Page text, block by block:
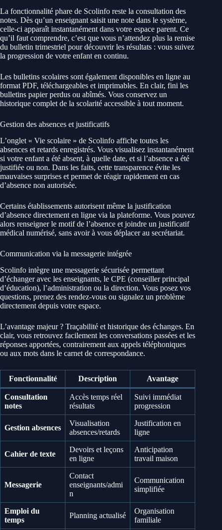
La fonctionnalité phare de Scolinfo reste la consultation des
notes. Dès qu’un enseignant saisit une note dans le système,
celle-ci apparaît instantanément dans votre espace parent. Ce
qu’il faut comprendre, c’est que vous n’attendez plus la remise
du bulletin trimestriel pour découvrir les résultats : vous suivez
la progression de votre enfant en continu.
Les bulletins scolaires sont également disponibles en ligne au
format PDF, téléchargeables et imprimables. En clair, fini les
bulletins papier perdus ou abîmés. Vous conservez un
historique complet de la scolarité accessible à tout moment.
Gestion des absences et justificatifs
L’onglet « Vie scolaire » de Scolinfo affiche toutes les
absences et retards enregistrés. Vous visualisez instantanément
si votre enfant a été absent, à quelle date, et si l’absence a été
justifiée ou non. Dans les faits, cette transparence évite les
mauvaises surprises et permet de réagir rapidement en cas
d’absence non autorisée.
Certains établissements autorisent même la justification
d’absence directement en ligne via la plateforme. Vous pouvez
alors renseigner le motif de l’absence et joindre un justificatif
médical numérisé, sans avoir à vous déplacer au secrétariat.
Communication via la messagerie intégrée
Scolinfo intègre une messagerie sécurisée permettant
d’échanger avec les enseignants, le CPE (conseiller principal
d’éducation), l’administration ou la direction. Vous posez vos
questions, prenez des rendez-vous ou signalez un problème
directement depuis votre espace.
L’avantage majeur ? Traçabilité et historique des échanges. En
clair, vous retrouvez facilement les conversations passées et les
réponses apportées, contrairement aux appels téléphoniques
ou aux mots dans le carnet de correspondance.
Fonctionnalité Description Avantage
Consultation
notes
Accès temps réel
résultats
Suivi immédiat
progression
Gestion absences
Visualisation
absences/retards
Justification en
ligne
Cahier de texte
Devoirs et leçons
en ligne
Anticipation
travail maison
Messagerie
Contact
enseignants/admi
n
Communication
simplifiée
Emploi du
temps
Planning actualisé
Organisation
familiale